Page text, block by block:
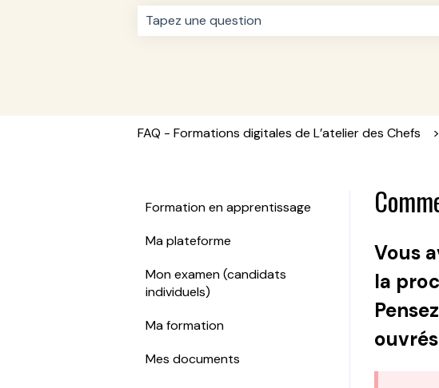
FAQ - Formations digitales de L’atelier des Chefs
Vous
la
Formation en apprentissage
Ma plateforme
Mon examen (candidats
individuels)
Ma formation
Mes documents